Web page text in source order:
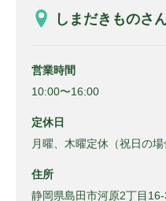
しまだきものさ
営業時間
10:00〜16:00
定休日
月曜、木曜定休（祝日の場
住所
静岡県島田市河原2丁目